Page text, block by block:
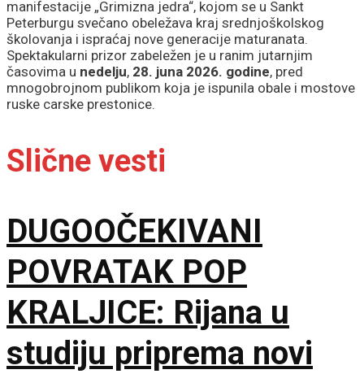
manifestacije „Grimizna jedra“, kojom se u Sankt
Peterburgu svečano obeležava kraj srednjoškolskog
školovanja i ispraćaj nove generacije maturanata.
Spektakularni prizor zabeležen je u ranim jutarnjim
časovima u nedelju, 28. juna 2026. godine, pred
mnogobrojnom publikom koja je ispunila obale i mostove
ruske carske prestonice.
Slične vesti
DUGOOČEKIVANI
POVRATAK POP
KRALJICE: Rijana u
studiju priprema novi